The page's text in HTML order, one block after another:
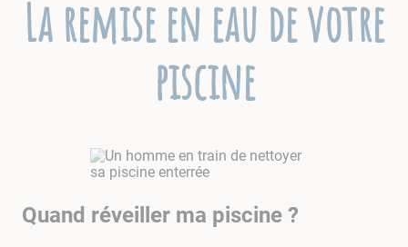
La remise en eau de votre
piscine
Quand réveiller ma piscine ?
2.
piscine hors sol
tuyau
spa
8.
skimmer